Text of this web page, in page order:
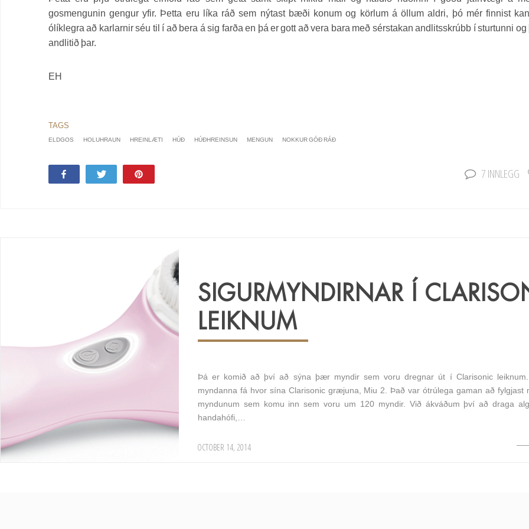
gosmengunin gengur yfir. Þetta eru líka ráð sem nýtast bæði konum og körlum á öllum aldri, þó mér finnist
ólíklegra að karlarnir séu til í að bera á sig farða en þá er gott að vera bara með sérstakan andlitsskrúbb í sturtunni og
andlitið þar.
EH
ELDGOS HOLUHRAUN HREINLÆTI HÚÐ HÚÐHREINSUN MENGUN NOKKUR GÓÐ RÁÐ
Share Tweet 7 INNLEGG
SIGURMYNDIRNAR Í
LEIKNUM
Þá er komið að því að sýna þær myndir sem voru dregnar út í Clarisonic leiknum.
myndanna fá hvor sína Clarisonic græjuna, Miu 2. Það var ótrúlega gaman að fylgjast
myndunum sem komu inn sem voru um 120 myndir. Við ákváðum því að draga
handahófi,…
OCTOBER 14, 2014